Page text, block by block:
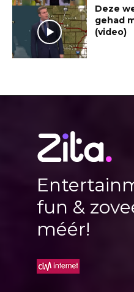
Deze
gehad
(video)
fun &
méér!